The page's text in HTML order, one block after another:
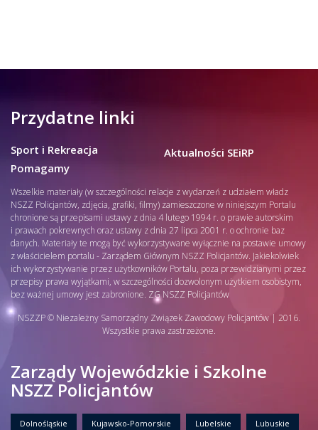
Przydatne linki
Sport i Rekreacja
Pomagamy
Aktualności SEiRP
Wszelkie materiały (w szczególności relacje z wydarzeń z udziałem władz
NSZZ Policjantów, zdjęcia, grafiki, filmy) zamieszczone w niniejszym Portalu
chronione są przepisami ustawy z dnia 4 lutego 1994 r. o prawie autorskim
i prawach pokrewnych oraz ustawy z dnia 27 lipca 2001 r. o ochronie baz
danych. Materiały te mogą być wykorzystywane wyłącznie na postawie umowy
z właścicielem portalu - Zarządem Głównym NSZZ Policjantów. Jakiekolwiek
ich wykorzystywanie przez użytkowników Portalu, poza przewidzianymi przez
przepisy prawa wyjątkami, w szczególności dozwolonym użytkiem osobistym,
bez ważnej umowy jest zabronione. ZG NSZZ Policjantów
NSZZP © Niezależny Samorządny Związek Zawodowy Policjantów | 2016.
Wszystkie prawa zastrzeżone.
Zarządy Wojewódzkie i Szkolne
NSZZ Policjantów
Dolnośląskie Kujawsko-Pomorskie Lubelskie Lubuskie